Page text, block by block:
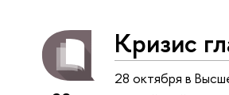
Кризис
28 октября в